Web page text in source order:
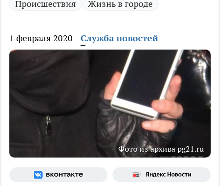
Происшествия Жизнь в городе
1 февраля 2020 Служба новостей
Фото из архива pg21.ru